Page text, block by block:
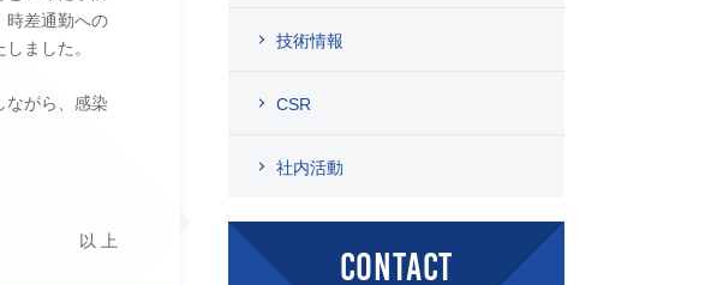
時差通勤への
ました。
ながら、感染
以 上
技術情報
CSR
社内活動
CONTACT